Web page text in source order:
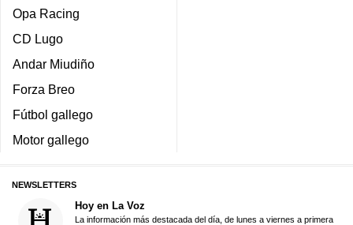
Opa Racing
CD Lugo
Andar Miudiño
Forza Breo
Fútbol gallego
Motor gallego
NEWSLETTERS
Hoy en La Voz
La información más destacada del día, de lunes a viernes a primera